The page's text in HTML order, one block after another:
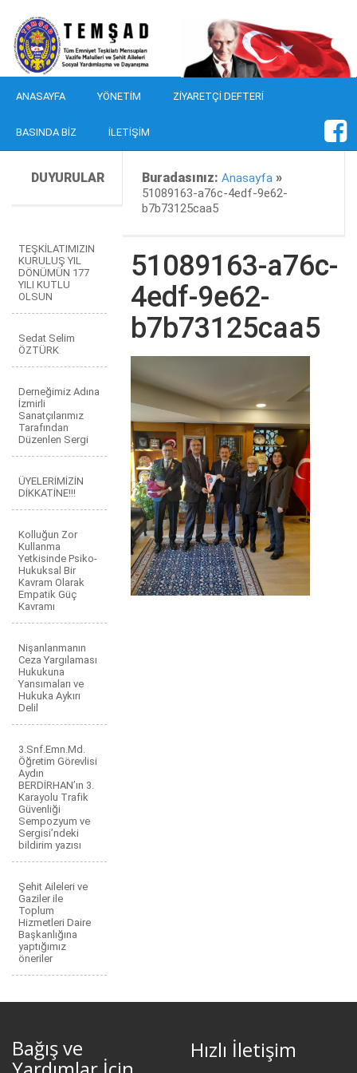
ANASAYFA YÖNETIM ZIYARETÇI DEFTERI
BASINDA BIZ İLETIŞIM
DUYURULAR Buradasınız:Anasayfa »
51089163-a76c-4edf-9e62-
b7b73125caa5
TEŞKİLATIMIZIN
KURULUŞ YIL
DÖNÜMÜN 177
YILI KUTLU
OLSUN
Sedat Selim
ÖZTÜRK
Derneğimiz Adına
İzmirli
Sanatçılarımız
Tarafından
Düzenlen Sergi
ÜYELERİMİZİN
DİKKATİNE!!!
Kolluğun Zor
Kullanma
Yetkisinde Psiko-
Hukuksal Bir
Kavram Olarak
Empatik Güç
Kavramı
Nişanlanmanın
Ceza Yargılaması
Hukukuna
Yansımaları ve
Hukuka Aykırı
Delil
3.Snf.Emn.Md.
Öğretim Görevlisi
Aydın
BERDİRHAN’ın 3.
Karayolu Trafik
Güvenliği
Sempozyum ve
Sergisi’ndeki
bildirim yazısı
Şehit Aileleri ve
Gaziler ile
Toplum
Hizmetleri Daire
Başkanlığına
yaptığımız
öneriler
51089163-a76c-
4edf-9e62-
b7b73125caa5
Bağış ve Hızlı İletişim